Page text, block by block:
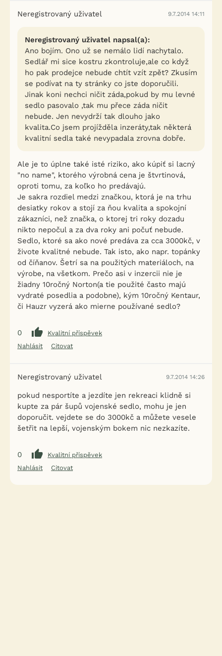
Neregistrovaný uživatel 9.7.2014 14:11
Neregistrovaný uživatel napsal(a):
Ano bojím. Ono už se nemálo lidí nachytalo.
Sedlář mi sice kostru zkontroluje,ale co když
ho pak prodejce nebude chtít vzít zpět? Zkusím
se podívat na ty stránky co jste doporučili.
Jinak koni nechci ničit záda,pokud by mu levné
sedlo pasovalo ,tak mu přece záda ničit
nebude. Jen nevydrží tak dlouho jako
kvalita.Co jsem projížděla inzeráty,tak některá
kvalitní sedla také nevypadala zrovna dobře.
Ale je to úplne také isté riziko, ako kúpiť si lacný
"no name", ktorého výrobná cena je štvrtinová,
oproti tomu, za koľko ho predávajú.
Je sakra rozdiel medzi značkou, ktorá je na trhu
desiatky rokov a stojí za ňou kvalita a spokojní
zákazníci, než značka, o ktorej tri roky dozadu
nikto nepočul a za dva roky ani počuť nebude.
Sedlo, ktoré sa ako nové predáva za cca 3000kč, v
živote kvalitné nebude. Tak isto, ako napr. topánky
od číňanov. Šetrí sa na použitých materiáloch, na
výrobe, na všetkom. Prečo asi v inzercii nie je
žiadny 10ročný Norton(a tie použité často majú
vydraté posedlia a podobne), kým 10ročný Kentaur,
či Hauzr vyzerá ako mierne používané sedlo?
0
Kvalitní příspěvek
Nahlásit
Citovat
Neregistrovaný uživatel 9.7.2014 14:26
pokud nesportíte a jezdíte jen rekreaci klidně si
kupte za pár šupů vojenské sedlo, mohu je jen
doporučit. vejdete se do 3000kč a můžete vesele
šetřit na lepší, vojenským bokem nic nezkazíte.
0
Kvalitní příspěvek
Nahlásit
Citovat